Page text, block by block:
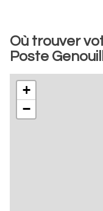
Où trouver
Poste
+
−